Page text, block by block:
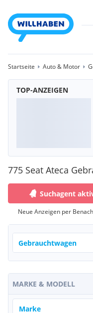
Startseite Auto & Motor
TOP-ANZEIGEN
775 Seat Ateca
Suchagent
Neue Anzeigen per
MARKE & MODELL
Marke